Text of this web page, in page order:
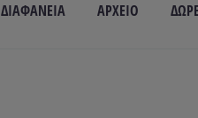
ΔΙΑΦΆΝΕΙΑ ΑΡΧΕΊΟ